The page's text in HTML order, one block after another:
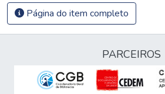
Página do item completo
PARCEIROS